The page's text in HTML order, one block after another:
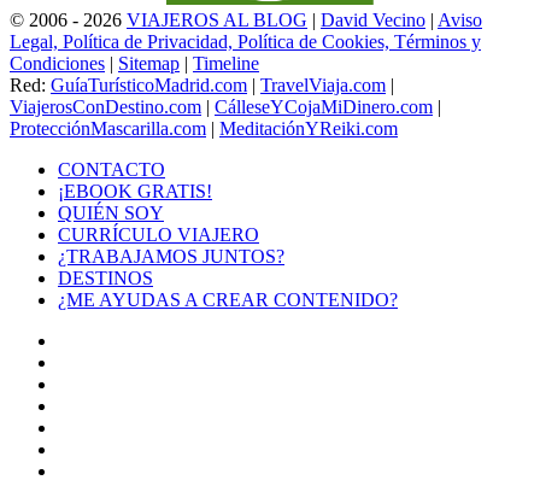
© 2006 - 2026 VIAJEROS AL BLOG | David Vecino | Aviso
Legal, Política de Privacidad, Política de Cookies, Términos y
Condiciones | Sitemap | Timeline
Red: GuíaTurísticoMadrid.com | TravelViaja.com |
ViajerosConDestino.com | CálleseYCojaMiDinero.com |
ProtecciónMascarilla.com | MeditaciónYReiki.com
CONTACTO
¡EBOOK GRATIS!
QUIÉN SOY
CURRÍCULO VIAJERO
¿TRABAJAMOS JUNTOS?
DESTINOS
¿ME AYUDAS A CREAR CONTENIDO?